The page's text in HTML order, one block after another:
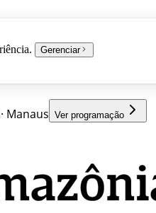
Gerenciar
· Manaus Ver programação